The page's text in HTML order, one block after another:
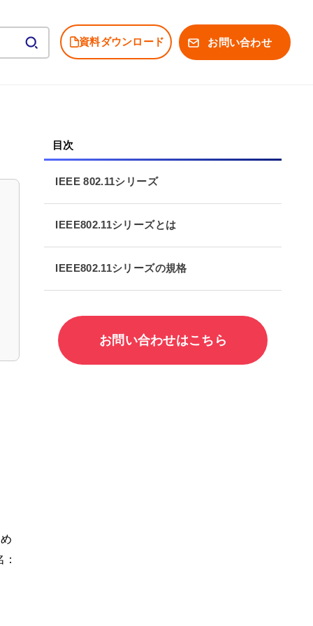
資料ダウンロード お問い合わせ
IEEE 802.11シリーズ
IEEE802.11シリーズとは
IEEE802.11シリーズの規格
お問い合わせはこちら